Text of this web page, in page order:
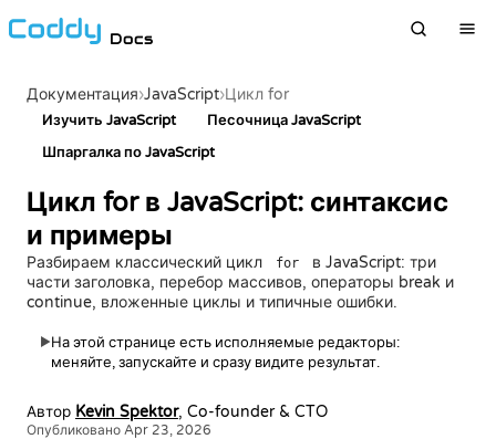
Docs
Документация›JavaScript›Цикл for
Изучить JavaScript
Песочница JavaScript
Шпаргалка по JavaScript
Цикл for в JavaScript: синтаксис
и примеры
Разбираем классический цикл for
в JavaScript: три
части заголовка, перебор массивов, операторы break и
continue, вложенные циклы и типичные ошибки.
▶На этой странице есть исполняемые редакторы:
меняйте, запускайте и сразу видите результат.
Автор Kevin Spektor, Co-founder & CTO
Опубликовано Apr 23, 2026